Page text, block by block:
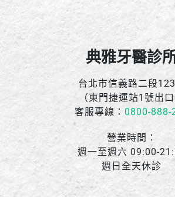
典雅牙醫診
台北市信義路二段
（東門捷運站1號出口
客服專線： 0800-888-
營業時間：
週一至週六 09:00-
週日全天休診